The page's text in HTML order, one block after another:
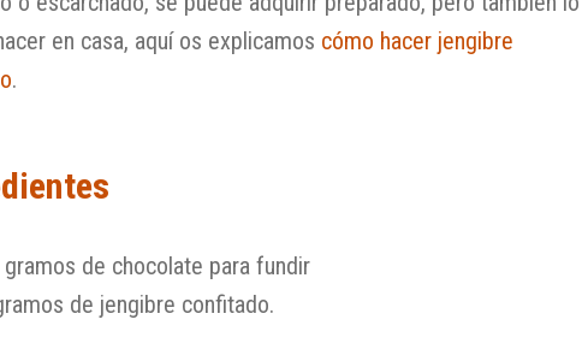
en casa, aquí os explicamos cómo hacer jengibre
.
gramos de chocolate para fundir
de jengibre confitado.